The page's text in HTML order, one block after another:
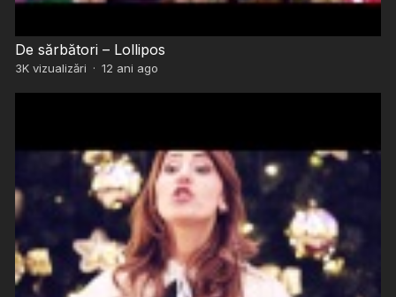
De sărbători – Lollipos
3Kvizualizări · 12 ani ago